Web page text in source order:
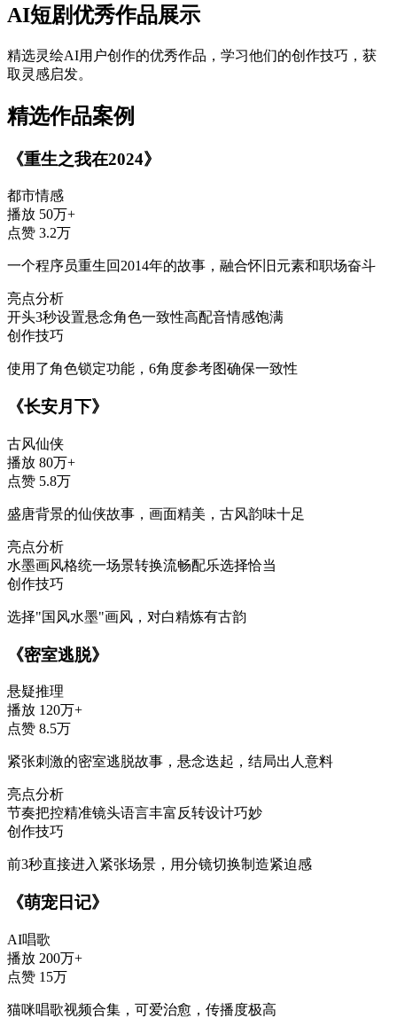
AI短剧优秀作品展示
精选灵绘AI用户创作的优秀作品，学习他们的创作技巧，获
取灵感启发。
精选作品案例
《重生之我在2024》
都市情感
播放 50万+
点赞 3.2万
一个程序员重生回2014年的故事，融合怀旧元素和职场奋斗
亮点分析
开头3秒设置悬念角色一致性高配音情感饱满
创作技巧
使用了角色锁定功能，6角度参考图确保一致性
《长安月下》
古风仙侠
播放 80万+
点赞 5.8万
盛唐背景的仙侠故事，画面精美，古风韵味十足
亮点分析
水墨画风格统一场景转换流畅配乐选择恰当
创作技巧
选择"国风水墨"画风，对白精炼有古韵
《密室逃脱》
悬疑推理
播放 120万+
点赞 8.5万
紧张刺激的密室逃脱故事，悬念迭起，结局出人意料
亮点分析
节奏把控精准镜头语言丰富 反转设计巧妙
创作技巧
前3秒直接进入紧张场景，用分镜切换制造紧迫感
《萌宠日记》
AI唱歌
播放 200万+
点赞 15万
猫咪唱歌视频合集，可爱治愈，传播度极高